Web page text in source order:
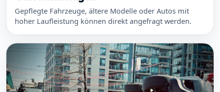
Gepflegte Fahrzeuge, ältere Modelle oder Autos mit
hoher Laufleistung können direkt angefragt werden.